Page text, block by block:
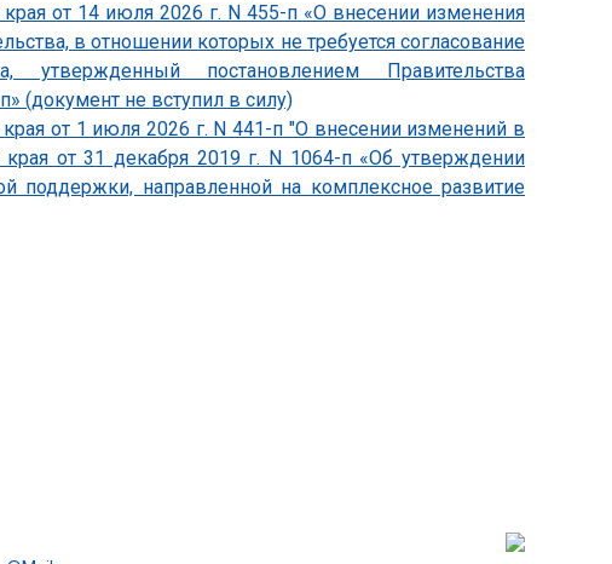
от 14 июля 2026 г. N 455-п «О внесении изменения
в отношении которых не требуется согласование
утвержденный постановлением Правительства
(документ не вступил в силу)
от 1 июля 2026 г. N 441-п "О внесении изменений в
края от 31 декабря 2019 г. N 1064-п «Об утверждении
поддержки, направленной на комплексное развитие